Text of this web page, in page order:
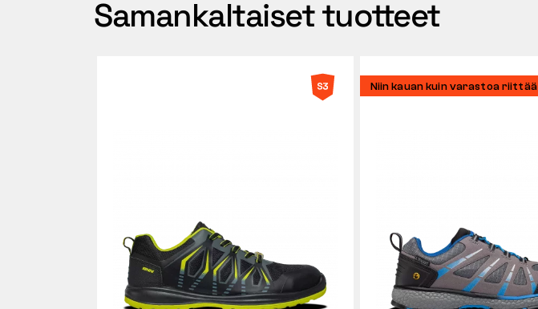
Samankaltaiset tuotteet
Niin kauan kuin varastoa riittää